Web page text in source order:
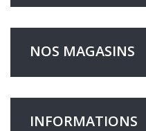
NOS MAGASINS
INFORMATIONS